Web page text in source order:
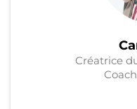
Créatrice